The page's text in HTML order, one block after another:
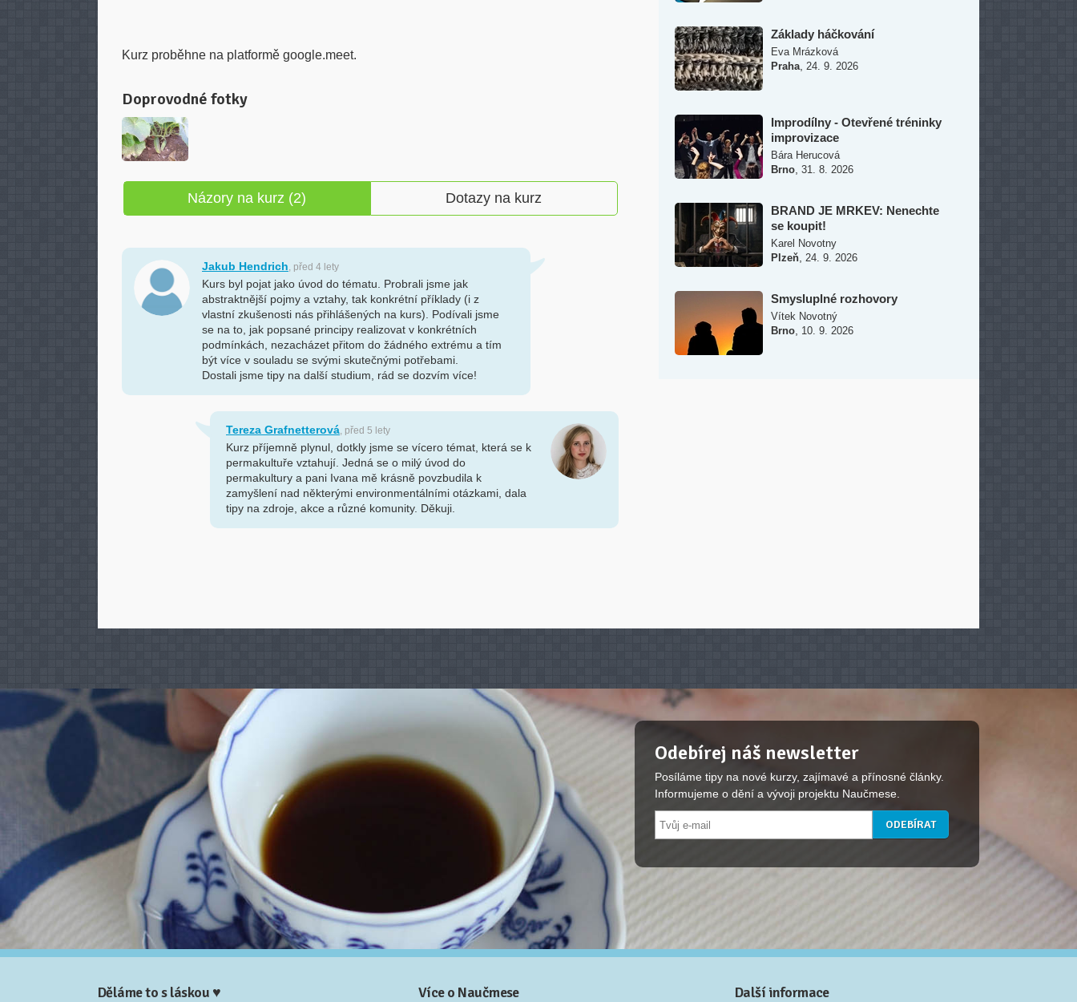
Kurz proběhne na platformě google.meet.
Doprovodné fotky
Názory na kurz (2) Dotazy na kurz
Jakub Hendrich, před 4 lety
Kurs byl pojat jako úvod do tématu. Probrali jsme jak
abstraktnější pojmy a vztahy, tak konkrétní příklady (i z
vlastní zkušenosti nás přihlášených na kurs). Podívali jsme
se na to, jak popsané principy realizovat v konkrétních
podmínkách, nezacházet přitom do žádného extrému a tím
být více v souladu se svými skutečnými potřebami.
Dostali jsme tipy na další studium, rád se dozvím více!
Tereza Grafnetterová, před 5 lety
Kurz příjemně plynul, dotkly jsme se vícero témat, která se k
permakultuře vztahují. Jedná se o milý úvod do
permakultury a pani Ivana mě krásně povzbudila k
zamyšlení nad některými environmentálními otázkami, dala
tipy na zdroje, akce a různé komunity. Děkuji.
Základy háčkování
Eva Mrázková
Praha 24. 9. 2026
Improdílny - Otevřené tréninky
improvizace
Bára Herucová
Brno 31. 8. 2026
BRAND JE MRKEV: Nenechte
se koupit!
Karel Novotny
Plzeň 24. 9. 2026
Smysluplné rozhovory
Vítek Novotný
Brno 10. 9. 2026
Odebírej náš newsletter
Posíláme tipy na nové kurzy, zajímavé a přínosné články.
Informujeme o dění a vývoji projektu Naučmese.
Děláme to s láskou ♥ Více o Naučmese Další informace